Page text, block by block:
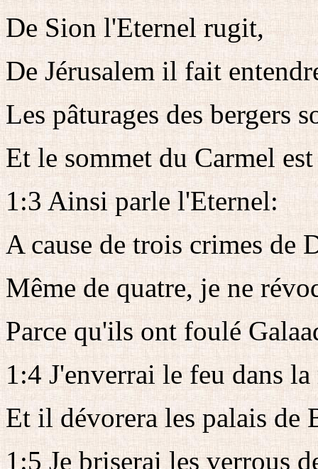
De Sion l'Eternel rugit,
De Jérusalem il fait
Les pâturages des bergers
Et le sommet du Carmel est
1:3 Ainsi parle l'Eternel:
A cause de trois crimes de
Même de quatre, je ne
Parce qu'ils ont foulé
1:4 J'enverrai le feu dans
Et il dévorera les palais de
1:5 Je briserai les verrous